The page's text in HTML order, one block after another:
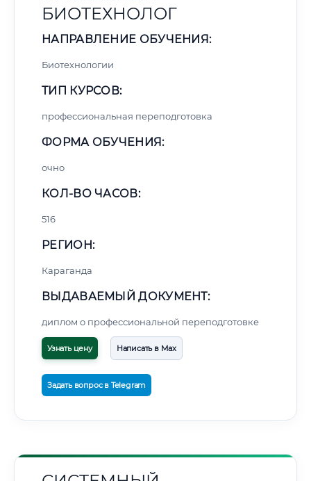
БИОТЕХНОЛОГ
НАПРАВЛЕНИЕ ОБУЧЕНИЯ:
Биотехнологии
ТИП КУРСОВ:
профессиональная переподготовка
ФОРМА ОБУЧЕНИЯ:
очно
КОЛ-ВО ЧАСОВ:
516
РЕГИОН:
Караганда
ВЫДАВАЕМЫЙ ДОКУМЕНТ:
диплом о профессиональной переподготовке
Узнать цену Написать в Max
Задать вопрос в Telegram